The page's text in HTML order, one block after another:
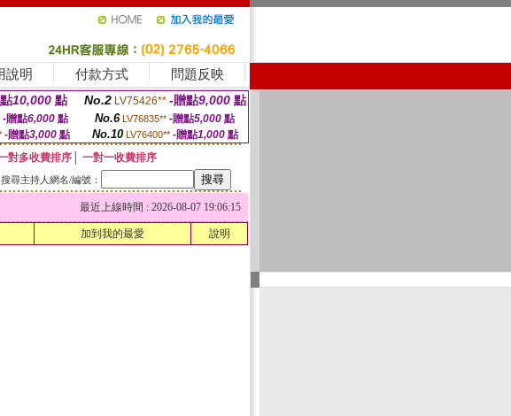
說明 付款方式 問題反映
10,000 點 No.2 LV75426** -贈點9,000 點
-贈點6,000點 No.6 LV76835** -贈點5,000點
-贈點3,000點 No.10 LV76400** -贈點1,000 點
對多收費排序
一對一收費排序
搜尋主持人網名/編號：
最近上線時間 : 2026-08-07 19:06:15
加到我的最愛 說明